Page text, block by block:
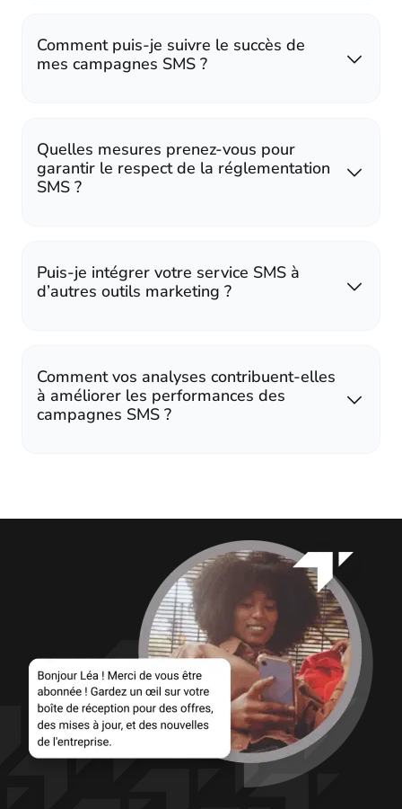
Comment puis-je suivre le succès de
mes campagnes SMS ?
Quelles mesures prenez-vous pour
garantir le respect de la réglementation
SMS ?
Puis-je intégrer votre service SMS à
d’autres outils marketing ?
Comment vos analyses contribuent-elles
à améliorer les performances des
campagnes SMS ?